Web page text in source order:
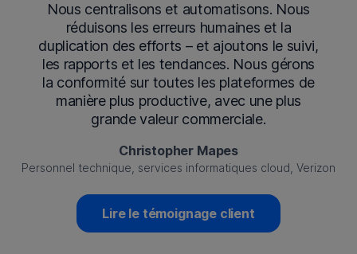
Nous centralisons et automatisons. Nous
réduisons les erreurs humaines et la
duplication des efforts – et ajoutons le suivi,
les rapports et les tendances. Nous gérons
la conformité sur toutes les plateformes de
manière plus productive, avec une plus
grande valeur commerciale.
Christopher Mapes
Personnel technique, services informatiques cloud, Verizon
Lire le témoignage client